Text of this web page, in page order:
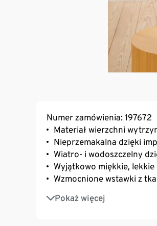
Numer zamówienia: 197672
Materiał wierzchni
Nieprzemakalna dzięki
Wiatro- i wodoszczelny
Wyjątkowo miękkie, lekkie
Wzmocnione wstawki z
Pokaż więcej
Miękkie i ciepłe
Podszewka z